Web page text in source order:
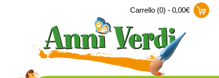
Carrello (0) - 0,00€